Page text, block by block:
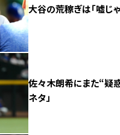
大谷の荒稼ぎは「嘘じ
佐々木朗希にまた“疑
ネタ」